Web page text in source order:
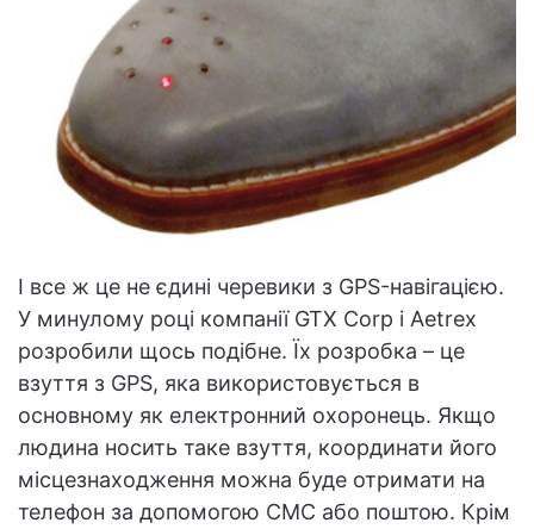
І все ж це не єдині черевики з GPS-навігацією.
У минулому році компанії GTX Corp і Aetrex
розробили щось подібне. Їх розробка – це
взуття з GPS, яка використовується в
основному як електронний охоронець. Якщо
людина носить таке взуття, координати його
місцезнаходження можна буде отримати на
телефон за допомогою СМС або поштою. Крім